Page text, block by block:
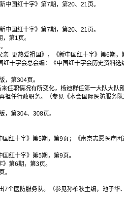
中国红十字》第7期，第20、21页。
中国红十字》第7期，第20、21页。
第1页。
更热爱祖国》，《新中国红十字》第6期，
红十字会总会编：《中国红十字会历史资料
，第304页。
任职情况有所变化，杨迪群任第一大队大队
担任行政职务。（参见《本会国际医防服务
，第304、308页。
红十字》第5期，第9页；《南京志愿医疗团
红十字》第5期，第9页。
第6期，第3页。
。
个医防服务队。（参见孙柏秋主编，池子华